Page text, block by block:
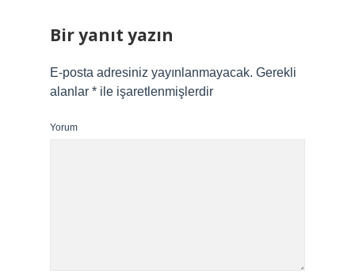
Bir yanıt yazın
E-posta adresiniz yayınlanmayacak. Gerekli
alanlar * ile işaretlenmişlerdir
Yorum